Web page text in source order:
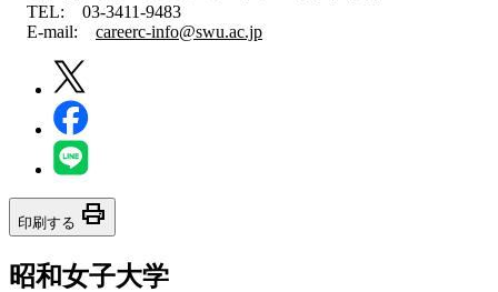
TEL: 03-3411-9483
E-mail: careerc-info@swu.ac.jp
印刷する print
昭和女子大学